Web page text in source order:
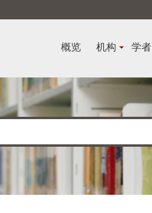
概览 机构 学者